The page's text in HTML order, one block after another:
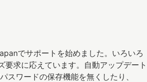
でサポートを始めました。いろいろ
要求に応えています。自動アップデート
スワードの保存機能を無くしたり、